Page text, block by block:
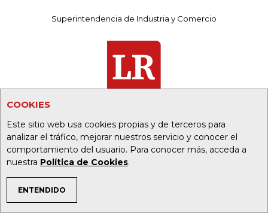
COOKIES
Este sitio web usa cookies propias y de terceros para
analizar el tráfico, mejorar nuestros servicio y conocer el
comportamiento del usuario. Para conocer más, acceda a
nuestra Política de Cookies.
ENTENDIDO
TEMAS DE INTERÉS
Superintendencia de Industria y Comercio
PORTALES ALIADOS: